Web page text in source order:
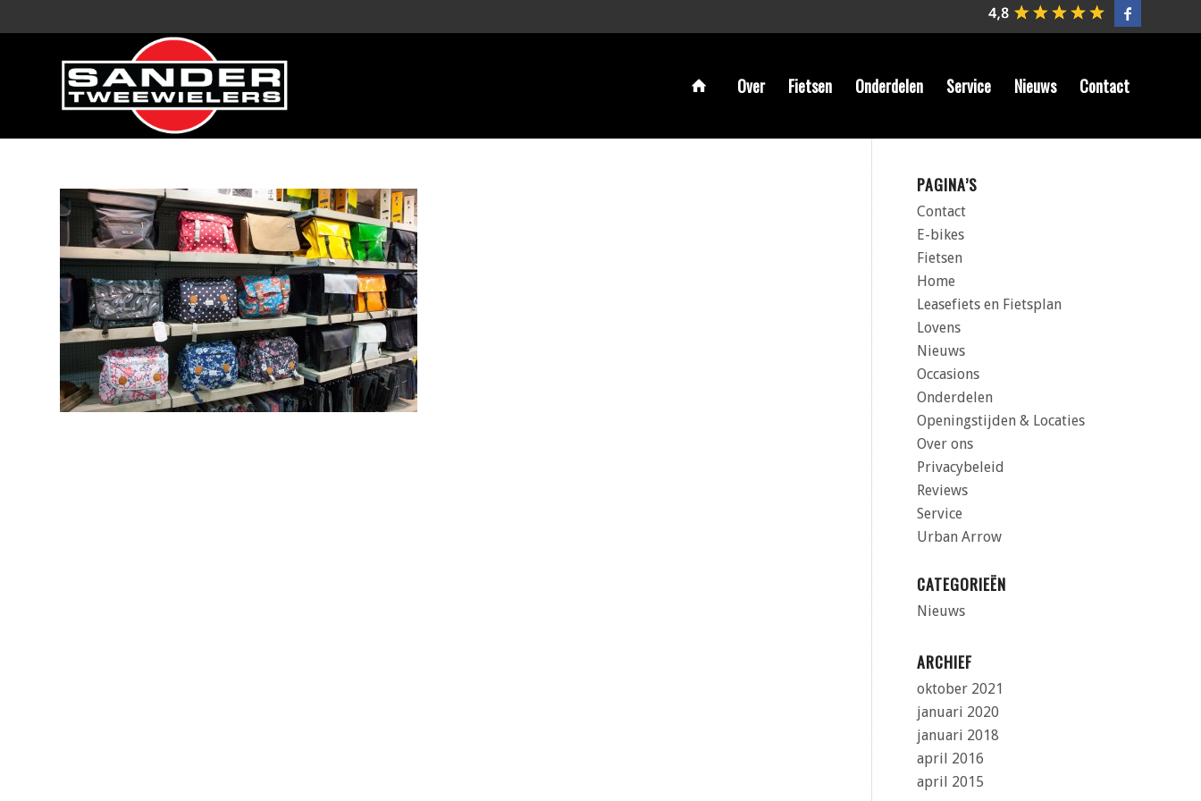
Over Fietsen Onderdelen Service Nieuws Contact
PAGINA’S
Contact
E-bikes
Fietsen
Home
Leasefiets en Fietsplan
Lovens
Nieuws
Occasions
Onderdelen
Openingstijden & Locaties
Over ons
Privacybeleid
Reviews
Service
Urban Arrow
CATEGORIEËN
Nieuws
ARCHIEF
oktober 2021
januari 2020
januari 2018
april 2016
april 2015